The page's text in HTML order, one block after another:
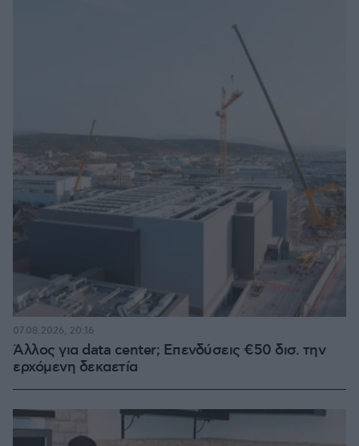
Άλλος για data center; Επενδύσεις €50 δισ. την
ερχόμενη δεκαετία
07.08.2026, 20:16